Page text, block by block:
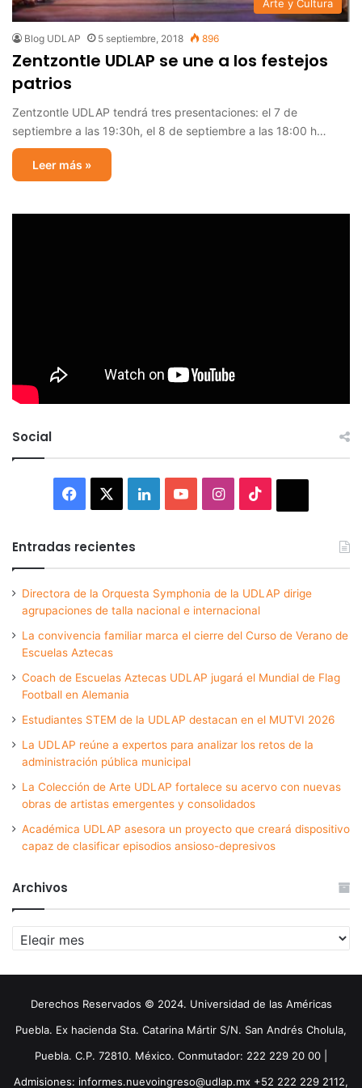
Arte y Cultura
Blog UDLAP 5 septiembre, 2018 896
Zentzontle UDLAP se une a los festejos
patrios
Zentzontle UDLAP tendrá tres presentaciones: el 7 de
septiembre a las 19:30h, el 8 de septiembre a las 18:00 h…
Leer más »
Social
Facebook LinkedInYouTubeInstagram
Entradas recientes
Directora de la Orquesta Symphonia de la UDLAP dirige
agrupaciones de talla nacional e internacional
La convivencia familiar marca el cierre del Curso de Verano de
Escuelas Aztecas
Coach de Escuelas Aztecas UDLAP jugará el Mundial de Flag
Football en Alemania
Estudiantes STEM de la UDLAP destacan en el MUTVI 2026
La UDLAP reúne a expertos para analizar los retos de la
administración pública municipal
La Colección de Arte UDLAP fortalece su acervo con nuevas
obras de artistas emergentes y consolidados
Académica UDLAP asesora un proyecto que creará dispositivo
capaz de clasificar episodios ansioso-depresivos
Archivos
Archivos
Derechos Reservados © 2024. Universidad de las Américas
Puebla. Ex hacienda Sta. Catarina Mártir S/N. San Andrés Cholula,
Puebla. C.P. 72810. México. Conmutador: 222 229 20 00 |
Admisiones: informes.nuevoingreso@udlap.mx +52 222 229 2112,